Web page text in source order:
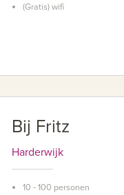
(Gratis) wifi
Bij Fritz
Harderwijk
10 - 100 personen